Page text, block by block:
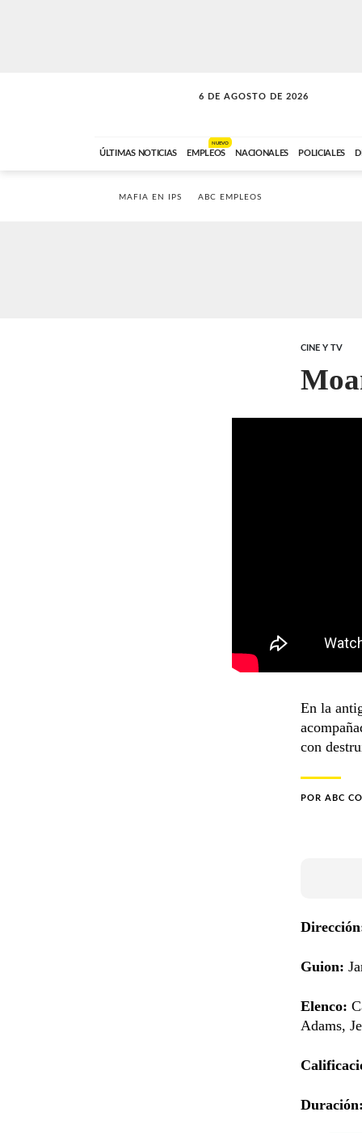
6 DE AGOSTO DE 2026
LA INCONDICIONAL
ÚLTIMAS NOTICIAS EMPLEOS
NUEVO
NACIONALES POLICIALES
MAFIA EN IPS ABC EMPLEOS
CINE Y TV
En la
con
POR ABC
Guion:
Elenco:
Adams,